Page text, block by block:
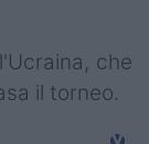
che
il torneo.